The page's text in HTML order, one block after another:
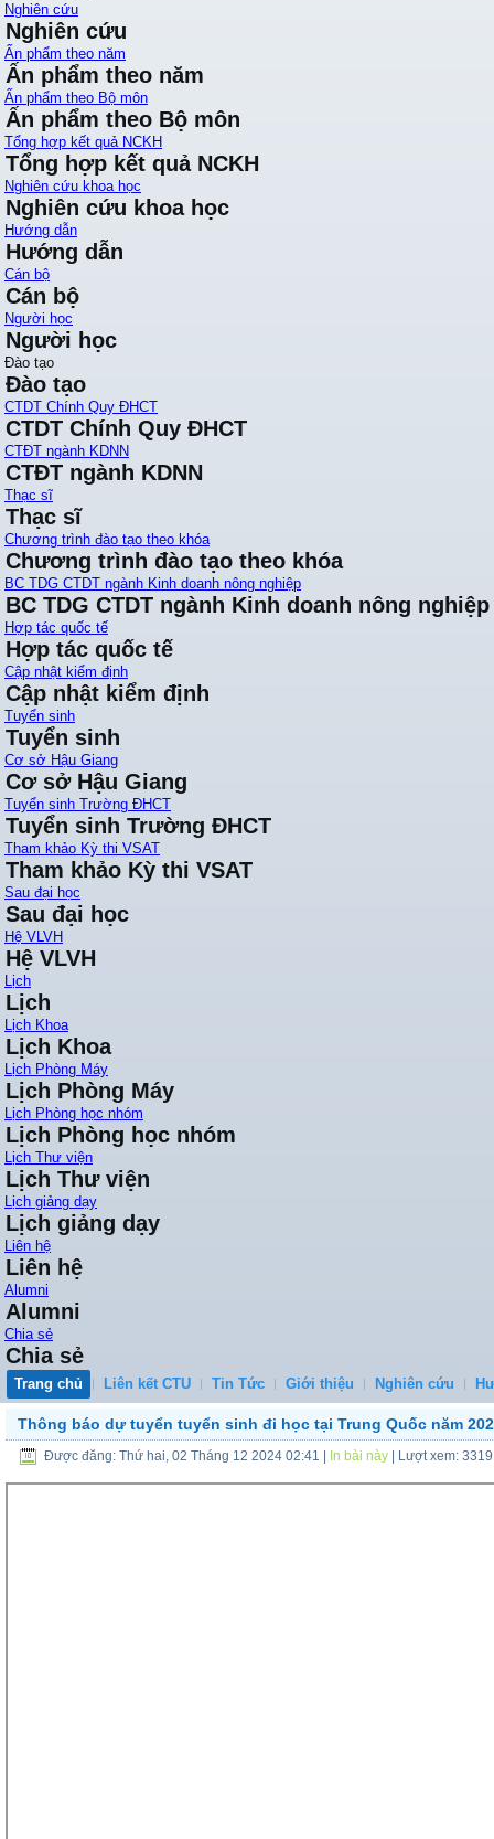
Nghiên cứu
Nghiên cứu
Ấn phẩm theo năm
Ấn phẩm theo năm
Ấn phẩm theo Bộ môn
Ấn phẩm theo Bộ môn
Tổng hợp kết quả NCKH
Tổng hợp kết quả NCKH
Nghiên cứu khoa học
Nghiên cứu khoa học
Hướng dẫn
Hướng dẫn
Cán bộ
Cán bộ
Người học
Người học
Đào tạo
Đào tạo
CTDT Chính Quy ĐHCT
CTDT Chính Quy ĐHCT
CTĐT ngành KDNN
CTĐT ngành KDNN
Thạc sĩ
Thạc sĩ
Chương trình đào tạo theo khóa
Chương trình đào tạo theo khóa
BC TDG CTDT ngành Kinh doanh nông nghiệp
BC TDG CTDT ngành Kinh doanh nông nghiệp
Hợp tác quốc tế
Hợp tác quốc tế
Cập nhật kiểm định
Cập nhật kiểm định
Tuyển sinh
Tuyển sinh
Cơ sở Hậu Giang
Cơ sở Hậu Giang
Tuyển sinh Trường ĐHCT
Tuyển sinh Trường ĐHCT
Tham khảo Kỳ thi VSAT
Tham khảo Kỳ thi VSAT
Sau đại học
Sau đại học
Hệ VLVH
Hệ VLVH
Lịch
Lịch
Lịch Khoa
Lịch Khoa
Lịch Phòng Máy
Lịch Phòng Máy
Lịch Phòng học nhóm
Lịch Phòng học nhóm
Lịch Thư viện
Lịch Thư viện
Lịch giảng dạy
Lịch giảng dạy
Liên hệ
Liên hệ
Alumni
Alumni
Chia sẻ
Chia sẻ
Trang chủ Liên kết CTU Tin Tức Giới thiệu Nghiên cứu
Thông báo dự tuyển tuyển sinh đi học tại Trung Quốc năm
Được đăng: Thứ hai, 02 Tháng 12 2024 02:41 In bài này | Lượt xem: